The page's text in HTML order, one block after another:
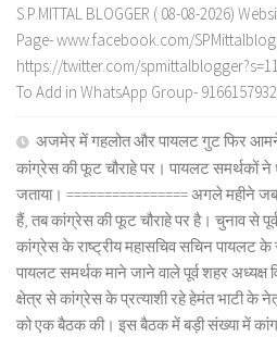
S.P.MITTAL BLOGGER ( 08-08-2026)
Page- www.facebook.com/
https://twitter.com/
To Add in WhatsApp Group-
अजमेर में गहलोत और पायलट गुट फिर
कांग्रेस की फूट चौराहे पर। पायलट समर्थकों ने
जताया। ================ अगले महीने
हैं, तब कांग्रेस की फूट चौराहे पर है। चुनाव से
कांग्रेस के राष्ट्रीय महासचिव सचिन पायलट
पायलट समर्थक माने जाने वाले पूर्व शहर अध्यक्ष
क्षेत्र से कांग्रेस के प्रत्याशी रहे हेमंत भाटी के
को एक बैठक की। इस बैठक में बड़ी संख्या में